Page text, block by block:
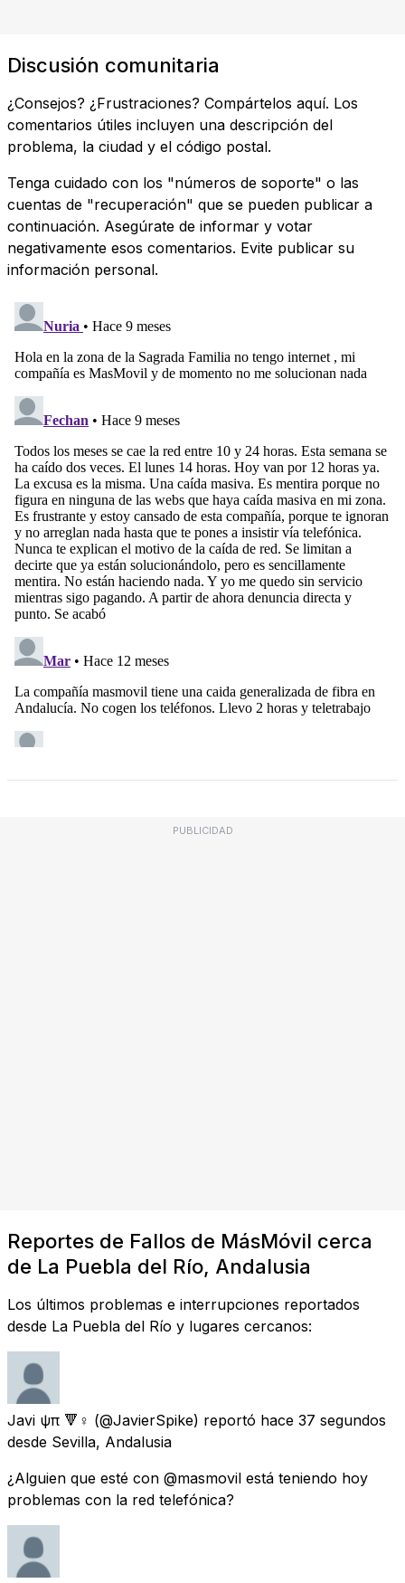
Discusión comunitaria
¿Consejos? ¿Frustraciones? Compártelos aquí. Los
comentarios útiles incluyen una descripción del
problema, la ciudad y el código postal.
Tenga cuidado con los "números de soporte" o las
cuentas de "recuperación" que se pueden publicar a
continuación. Asegúrate de informar y votar
negativamente esos comentarios. Evite publicar su
información personal.
PUBLICIDAD
Reportes de Fallos de MásMóvil cerca
de La Puebla del Río, Andalusia
Los últimos problemas e interrupciones reportados
desde La Puebla del Río y lugares cercanos:
Javi ψπ 🔻♀️ (@JavierSpike) reportó hace 37 segundos
desde Sevilla, Andalusia
¿Alguien que esté con @masmovil está teniendo hoy
problemas con la red telefónica?